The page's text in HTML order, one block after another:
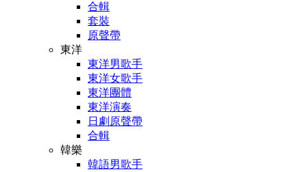
合輯
套裝
原聲帶
東洋
東洋男歌手
東洋女歌手
東洋團體
東洋演奏
日劇原聲帶
合輯
韓樂
韓語男歌手